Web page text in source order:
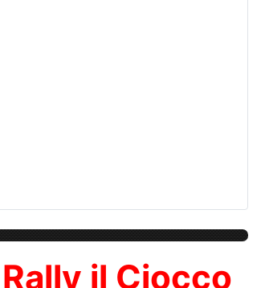
il Ciocco